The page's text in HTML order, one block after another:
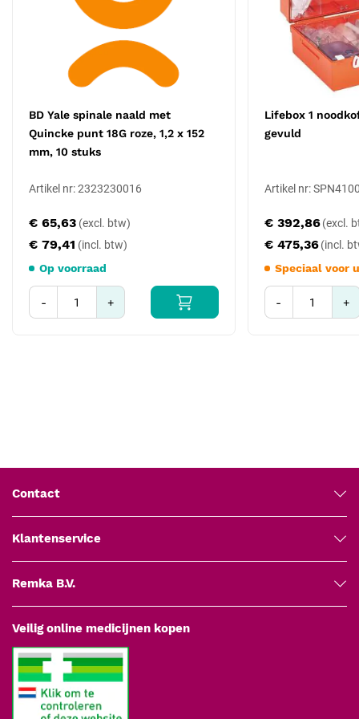
BD Yale spinale naald met
Quincke punt 18G roze, 1,2 x 152
mm, 10 stuks
Artikel nr: 2323230016
€ 79,41
€ 65,63
Op voorraad
- +
Lifebox 1
gevuld
Artikel nr:
€ 475,36
€ 392,86
Speciaal voor
- +
Contact
Klantenservice
Remka B.V.
Veilig online medicijnen kopen